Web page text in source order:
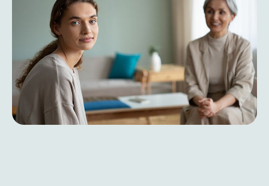
Круглосуточно, анонимно
+7 (905) 483-87-88
Адрес call-центра
Кашира, ул. Больничная, 1А